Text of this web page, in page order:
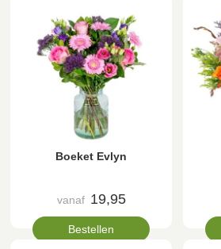
Boeket Evlyn
vanaf 19,95
Bestellen